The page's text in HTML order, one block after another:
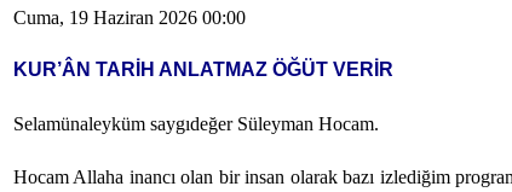
Cuma, 19 Haziran 2026 00:00
KUR’ÂN TARİH ANLATMAZ ÖĞÜT VERİR
Selamünaleyküm saygıdeğer Süleyman Hocam.
Hocam Allaha inancı olan bir insan olarak bazı izlediğim